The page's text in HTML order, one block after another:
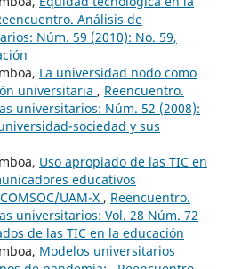
Análisis de
Núm. 59 (2010): No. 59,
La universidad nodo como
universitaria , Reencuentro.
universitarios: Núm. 52 (2008):
sociedad y sus
Uso apropiado de las TIC en
educativos
UAM-X , Reencuentro.
universitarios: Vol. 28 Núm. 72
de las TIC en la educación
Modelos universitarios